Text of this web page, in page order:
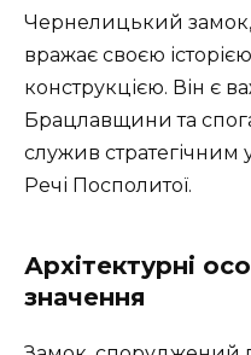
Чернелицький замок,
вражає своєю
конструкцією. Він є
Брацлавщини та
служив стратегічним
Речі Посполитої.
Архітектурні
значення